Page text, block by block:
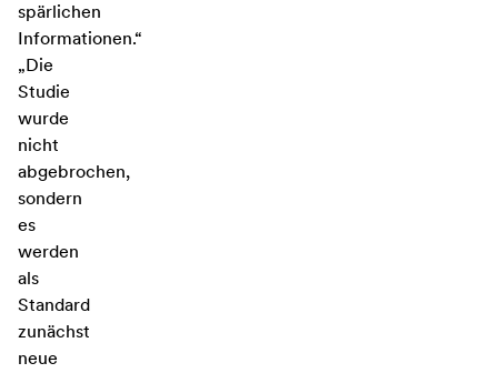
spärlichen
Informationen.“
„Die
Studie
wurde
nicht
abgebrochen,
sondern
es
werden
als
Standard
zunächst
neue